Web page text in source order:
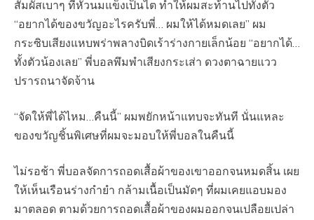
สัมผัสเบาๆ ที่หัวนมแข็งเป็นไต ทำให้ผมสะท้านไปทั้งตัว
“อยากได้ของขวัญอะไรครับพี่… ผมให้ได้หมดเลย” ผม
กระซิบเสียงแหบพร่าพลางบิดเร้าร่างกายเล็กน้อย “อยากได้…
ทั้งตัวน้องเลย” พี่บอลพึมพำเสียงกระเส่า ดวงตาฉายแวว
ปรารถนาจัดจ้าน
“จัดให้พี่ได้ไหม…คืนนี้” ผมพยักหน้าแทบจะทันที นั่นแหละ
ของขวัญชิ้นพิเศษที่ผมจะมอบให้พี่บอลในคืนนี้
ไม่รอช้า พี่บอลจัดการถอดเสื้อผ้าของเขาออกจนหมดสิ้น เผย
ให้เห็นเรือนร่างกำยำ กล้ามเนื้อเป็นมัดๆ ที่ผมเคยแอบมอง
มาตลอด ตามด้วยการถอดเสื้อผ้าของผมออกจนเปลือยเปล่า